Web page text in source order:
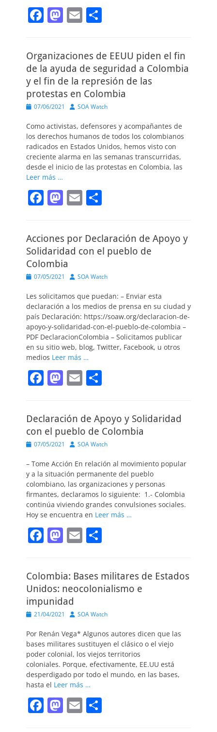
F
e
b
o
o
k
M
o
d
o
n
E
l p
ar
tir
Organizaciones de EEUU piden el fin
de la ayuda de seguridad a Colombia
y el fin de la represión de las
protestas en Colombia
Publicado
07/06/2021 AutorSOA Watch
Como activistas, defensores y acompañantes de
los derechos humanos de todos los colombianos
radicados en Estados Unidos, hemos visto con
creciente alarma en las semanas transcurridas,
desde el inicio de las protestas en Colombia, las
Leer más …
F
e
b
o
o
k
M
o
d
o
n
E
l p
ar
tir
Acciones por Declaración de Apoyo y
Solidaridad con el pueblo de
Colombia
Publicado
07/05/2021 AutorSOA Watch
Les solicitamos que puedan: – Enviar esta
declaración a los medios de prensa en su ciudad y
país Declaración: https://soaw.org/declaracion-de-
apoyo-y-solidaridad-con-el-pueblo-de-colombia –
PDF DeclaracionColombia – Solicitamos publicar
en su sitio web, blog, Twitter, Facebook, u otros
medios Leer más …
F
e
b
o
k
M
o
d
o
n
E
l p
ar
tir
Declaración de Apoyo y Solidaridad
con el pueblo de Colombia
Publicado
07/05/2021 AutorSOA Watch
– Tome Acción En relación al movimiento popular
y a la situación permanente del pueblo
colombiano, las organizaciones y personas
firmantes, declaramos lo siguiente: 1.- Colombia
continúa viviendo grandes convulsiones sociales.
Hoy se encuentra en Leer más …
F
e
b
o
o
k
M
o
d
o
n
E
l p
ar
tir
Colombia: Bases militares de Estados
Unidos: neocolonialismo e
impunidad
Publicado
21/04/2021 AutorSOA Watch
Por Renán Vega* Algunos autores dicen que las
bases militares sustituyen el clásico o el viejo
poder colonial, los viejos territorios
coloniales. Porque, efectivamente, EE.UU está
desperdigado por todo el mundo, en las bases,
hasta el Leer más …
F M E